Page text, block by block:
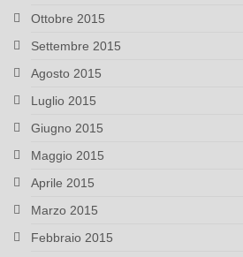
Ottobre 2015
Settembre 2015
Agosto 2015
Luglio 2015
Giugno 2015
Maggio 2015
Aprile 2015
Marzo 2015
Febbraio 2015